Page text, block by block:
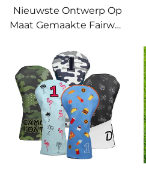
Nieuwste Ontwerp Op
Maat Gemaakte Fairway
Golfclub Hoofdhoesjes
Leer Golf Driver
Hoofdhoes